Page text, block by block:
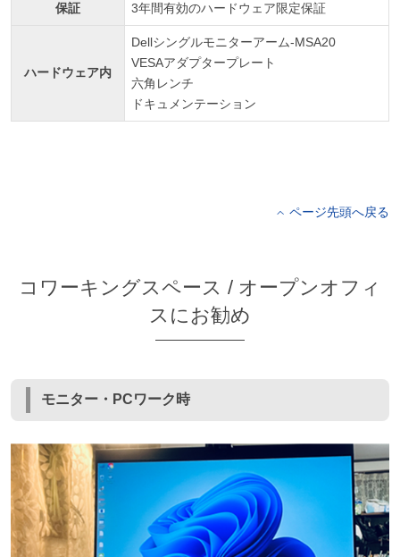
保証 3年間有効のハードウェア限定保証
ハードウェア内
Dellシングルモニターアーム-MSA20
VESAアダプタープレート
六角レンチ
ドキュメンテーション
ページ先頭へ戻る
コワーキングスペース / オープンオフィ
スにお勧め
モニター・PCワーク時